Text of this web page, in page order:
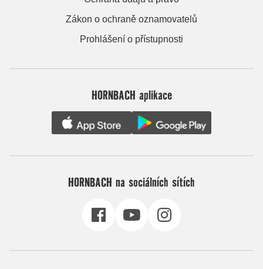
Zákon o ochraně oznamovatelů
Prohlášení o přístupnosti
HORNBACH aplikace
HORNBACH na sociálních sítích